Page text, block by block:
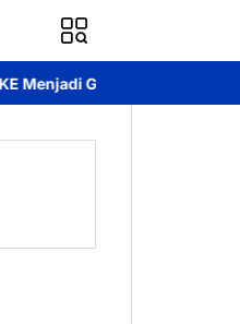
Teladan dalam Malam Pujian